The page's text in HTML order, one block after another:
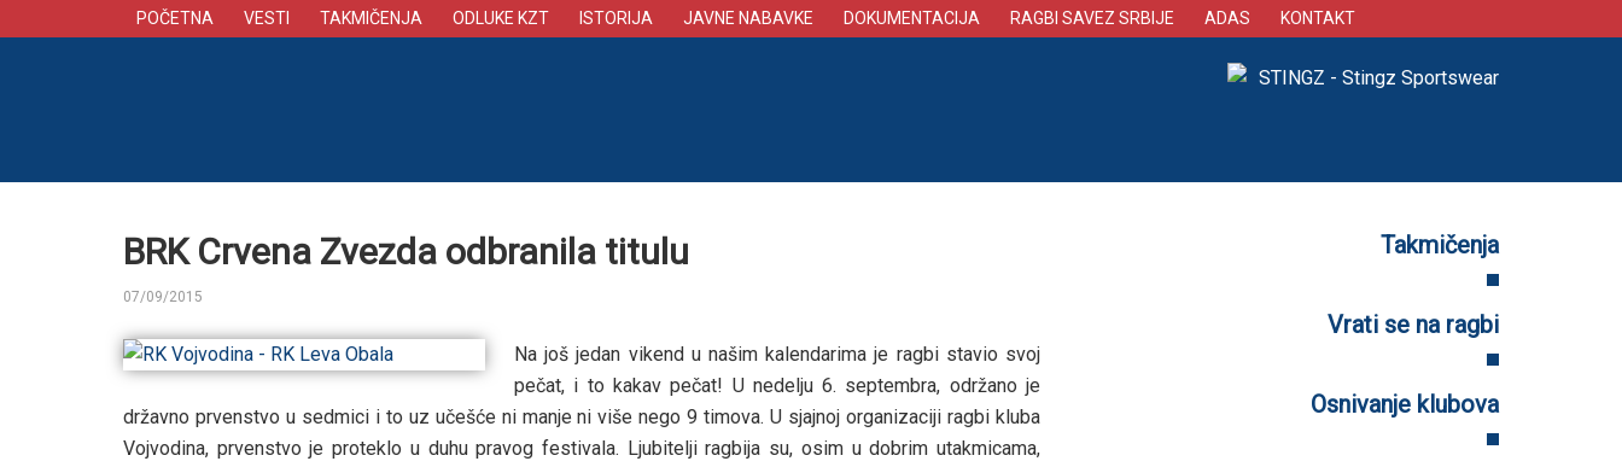
POČETNA VESTI TAKMIČENJA ODLUKE KZT ISTORIJA JAVNE NABAVKE DOKUMENTACIJA RAGBI SAVEZ SRBIJE ADAS KONTAKT
BRK Crvena Zvezda odbranila titulu
07/09/2015
Na još jedan vikend u našim kalendarima je ragbi stavio svoj
pečat, i to kakav pečat! U nedelju 6. septembra, održano je
državno prvenstvo u sedmici i to uz učešće ni manje ni više nego 9 timova. U sjajnoj organizaciji ragbi kluba
Vojvodina, prvenstvo je proteklo u duhu pravog festivala. Ljubitelji ragbija su, osim u dobrim utakmicama,
Takmičenja
Vrati se na ragbi
Osnivanje klubova